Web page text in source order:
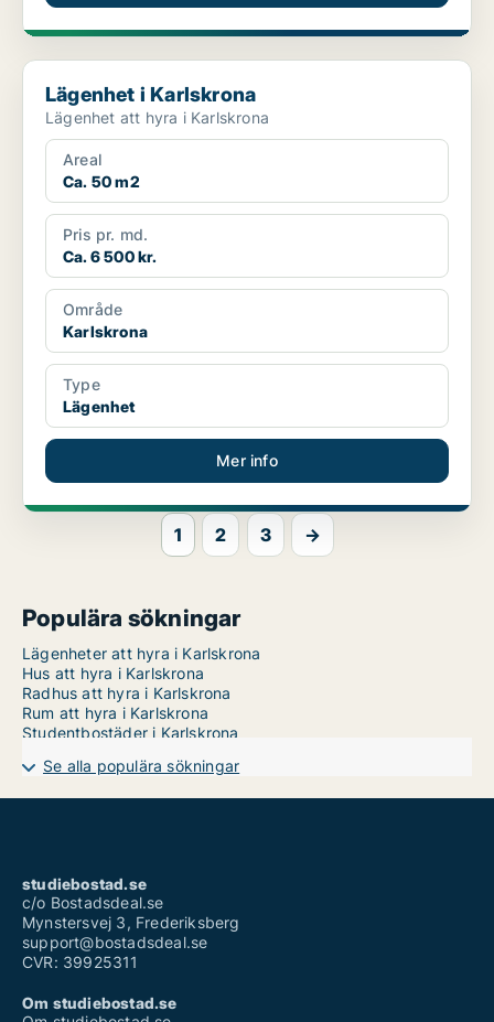
Lägenhet i Karlskrona
Lägenhet i Karlskrona
Lägenhet att hyra i Karlskrona
Areal
Ca. 50 m2
Pris pr. md.
Ca. 6 500 kr.
Område
Karlskrona
Type
Lägenhet
Mer info
1 2 3 →
Populära sökningar
Lägenheter att hyra i Karlskrona
Hus att hyra i Karlskrona
Radhus att hyra i Karlskrona
Rum att hyra i Karlskrona
Studentbostäder i Karlskrona
Se alla populära sökningar
studiebostad.se
c/o Bostadsdeal.se
Mynstersvej 3, Frederiksberg
support@bostadsdeal.se
CVR: 39925311
Om studiebostad.se